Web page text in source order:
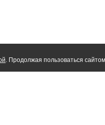
. Продолжая пользоваться